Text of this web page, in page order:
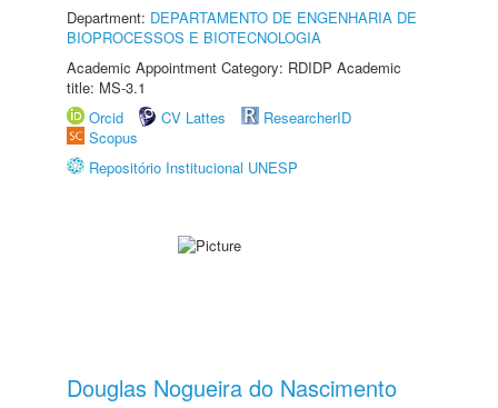
Department: DEPARTAMENTO DE ENGENHARIA DE
BIOPROCESSOS E BIOTECNOLOGIA
Academic Appointment Category: RDIDP Academic
title: MS-3.1
Orcid
CV Lattes
ResearcherID
Scopus
Repositório Institucional UNESP
Douglas Nogueira do Nascimento